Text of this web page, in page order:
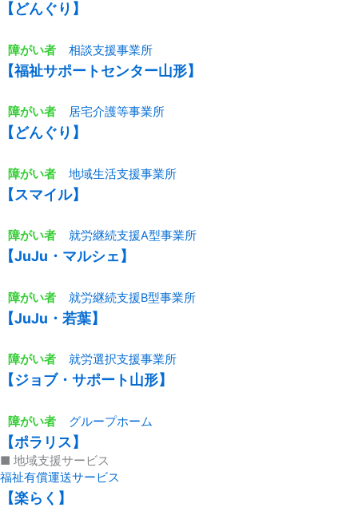
【どんぐり】
障がい者 相談支援事業所
【福祉サポートセンター山形】
障がい者 居宅介護等事業所
【どんぐり】
障がい者 地域生活支援事業所
【スマイル】
障がい者 就労継続支援A型事業所
【JuJu・マルシェ】
障がい者 就労継続支援B型事業所
【JuJu・若葉】
障がい者 就労選択支援事業所
【ジョブ・サポート山形】
障がい者 グループホーム
【ポラリス】
■ 地域支援サービス
福祉有償運送サービス
【楽らく】